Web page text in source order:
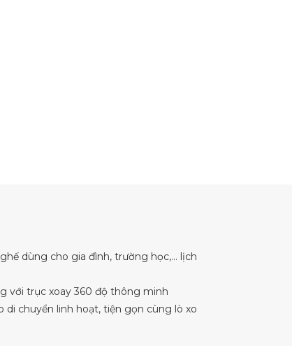
dùng cho gia đình, trường học,… lịch
với trục xoay 360 độ thông minh
di chuyển linh hoạt, tiện gọn cùng lò xo